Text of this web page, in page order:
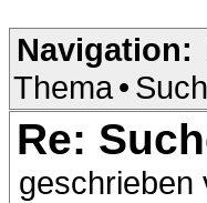
Navigation:
Thema•
Re:
geschrieben